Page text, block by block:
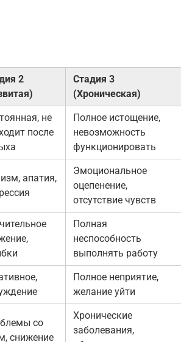
2
Стадия 3
(Хроническая)
не
после
Полное истощение,
невозможность
функционировать
апатия,
Эмоциональное
оцепенение,
отсутствие чувств
Полная
неспособность
выполнять работу
Полное неприятие,
желание уйти
со
снижение
Хронические
заболевания,